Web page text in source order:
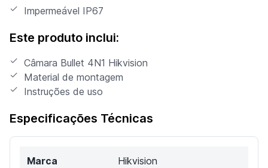
Impermeável IP67
Este produto inclui:
Câmara Bullet 4N1 Hikvision
Material de montagem
Instruções de uso
Especificações Técnicas
Marca Hikvision